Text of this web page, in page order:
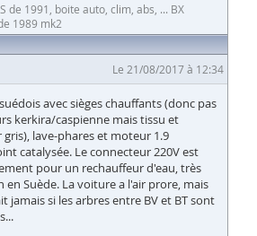
de 1991, boite auto, clim, abs, ... BX
1989 mk2
Le 21/08/2017 à 12:34
avec sièges chauffants (donc pas
kerkira/caspienne mais tissu et
lave-phares et moteur 1.9
catalysée. Le connecteur 220V est
pour un rechauffeur d'eau, très
en Suède. La voiture a l'air prore, mais
jamais si les arbres entre BV et BT sont